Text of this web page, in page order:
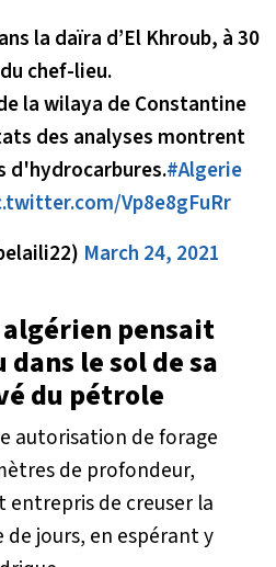
la daïra d’El Khroub, à 30
chef-lieu.
la wilaya de Constantine
des analyses montrent
d'hydrocarbures.#Algerie
Vp8e8gFuRr
March 24, 2021
pensait
le sol de sa
du pétrole
autorisation de forage
de profondeur,
entrepris de creuser la
jours, en espérant y